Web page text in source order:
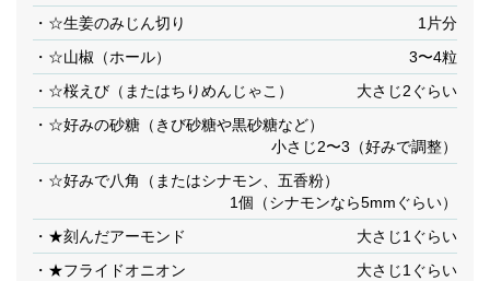
・☆生姜のみじん切り
1片分
・☆山椒（ホール）
3〜4粒
・☆桜えび（またはちりめんじゃこ）
大さじ2ぐらい
・☆好みの砂糖（きび砂糖や黒砂糖など）
小さじ2〜3（好みで調整）
・☆好みで八角（またはシナモン、五香粉）
1個（シナモンなら5mmぐらい）
・★刻んだアーモンド
大さじ1ぐらい
・★フライドオニオン
大さじ1ぐらい